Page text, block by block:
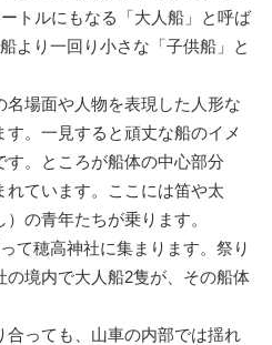
トルにもなる「大人船」と呼ば
より一回り小さな「子供船」と
場面や人物を表現した人形な
。一見すると頑丈な船のイメ
。ところが船体の中心部分
ています。ここには笛や太
の青年たちが乗ります。
て穂高神社に集まります。祭り
境内で大人船2隻が、その船体
っても、山車の内部では揺れ